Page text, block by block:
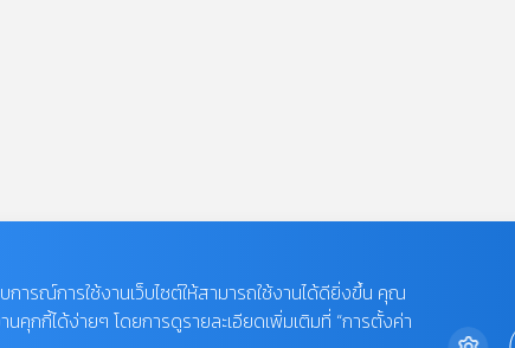
การณ์การใช้งานเว็บไซต์ให้สามารถใช้งานได้ดียิ่งขึ้น คุณ
คุกกี้ได้ง่ายๆ โดยการดูรายละเอียดเพิ่มเติมที่ “การตั้งค่า